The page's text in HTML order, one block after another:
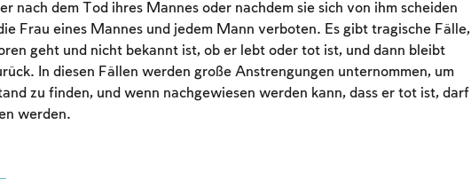
nach dem Tod ihres Mannes oder nachdem sie sich von ihm scheiden
Frau eines Mannes und jedem Mann verboten. Es gibt tragische Fälle,
geht und nicht bekannt ist, ob er lebt oder tot ist, und dann bleibt
In diesen Fällen werden große Anstrengungen unternommen, um
zu finden, und wenn nachgewiesen werden kann, dass er tot ist, darf
werden.